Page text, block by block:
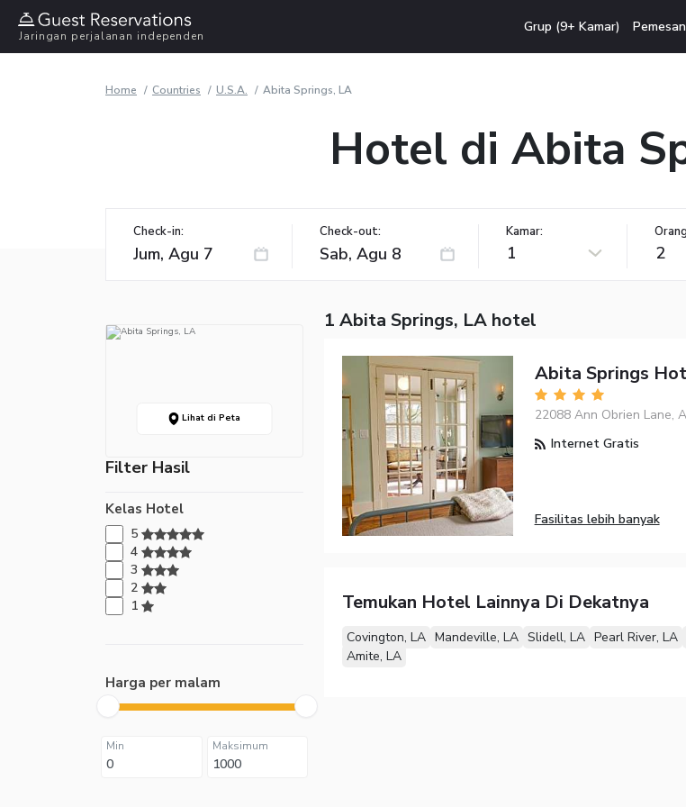
Jaringan perjalanan independen
Grup (9+ Kamar)
Home Countries U.S.A. Abita Springs, LA
Hotel di Abita
Check-in: Check-out: Kamar:
1 2
Lihat di Peta
Filter Hasil
Kelas Hotel
5
4
3
2
1
Harga per malam
Min Maksimum
1 Abita Springs, LA hotel
Abita Springs
22088 Ann Obrien Lane,
Internet Gratis
Fasilitas lebih banyak
Temukan Hotel Lainnya Di Dekatnya
Covington, LA Mandeville, LA Slidell, LA Pearl River, LA
Amite, LA